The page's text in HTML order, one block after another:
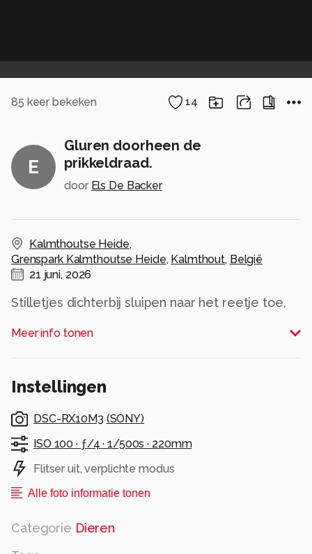
85 keer bekeken 14
E
Gluren doorheen de
prikkeldraad.
door Els De Backer
Kalmthoutse Heide,
Grenspark Kalmthoutse Heide, Kalmthout, België
21 juni, 2026
Stilletjes dichterbij sluipen naar het reetje toe,
Meer info tonen
Instellingen
DSC-RX10M3 (SONY)
ISO 100 · ƒ/4 ·1/500s · 220mm
Flitser uit, verplichte modus
Alle foto informatie tonen
Categorie Dieren